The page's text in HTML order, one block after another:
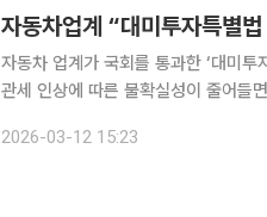
자동차업계 “대미투자특별
자동차 업계가 국회를 통과한 ‘대미
관세 인상에 따른 불확실성이 줄어들
2026-03-12 15:23